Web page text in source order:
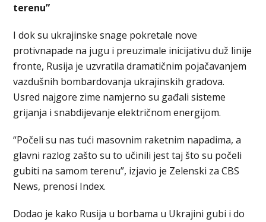
terenu”
I dok su ukrajinske snage pokretale nove
protivnapade na jugu i preuzimale inicijativu duž linije
fronte, Rusija je uzvratila dramatičnim pojačavanjem
vazdušnih bombardovanja ukrajinskih gradova.
Usred najgore zime namjerno su gađali sisteme
grijanja i snabdijevanje električnom energijom.
“Počeli su nas tući masovnim raketnim napadima, a
glavni razlog zašto su to učinili jest taj što su počeli
gubiti na samom terenu”, izjavio je Zelenski za CBS
News, prenosi Index.
Dodao je kako Rusija u borbama u Ukrajini gubi i do